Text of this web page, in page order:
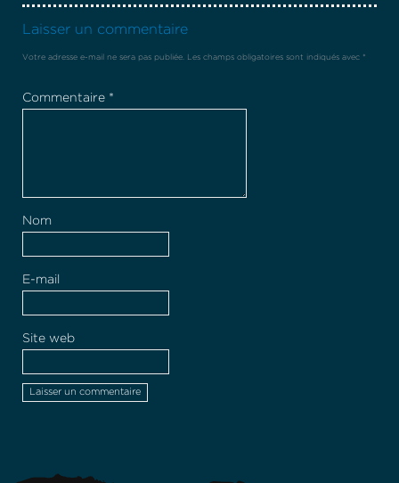
Laisser un commentaire
Votre adresse e-mail ne sera pas publiée. Les champs obligatoires sont indiqués avec *
Commentaire *
Nom
E-mail
Site web